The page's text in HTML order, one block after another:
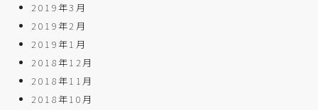
2019年3月
2019年2月
2019年1月
2018年12月
2018年11月
2018年10月